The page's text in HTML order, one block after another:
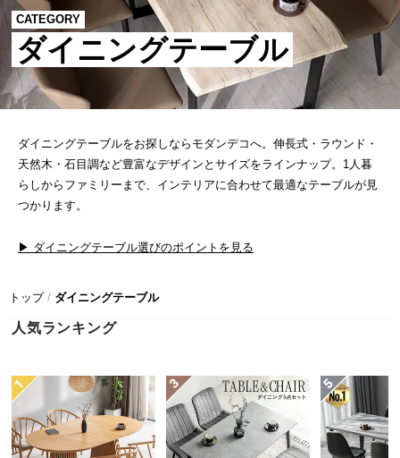
ア
イ
テ
ム
し
ア
イ
特
集
CATEGORY
ダイニングテーブル
ダイニングテーブルをお探しならモダンデコへ。伸長式・ラウンド・
天然木・石目調など豊富なデザインとサイズをラインナップ。1人暮
らしからファミリーまで、インテリアに合わせて最適なテーブルが見
つかります。
▶ ダイニングテーブル選びのポイントを見る
トップ ダイニングテーブル
人気ランキング